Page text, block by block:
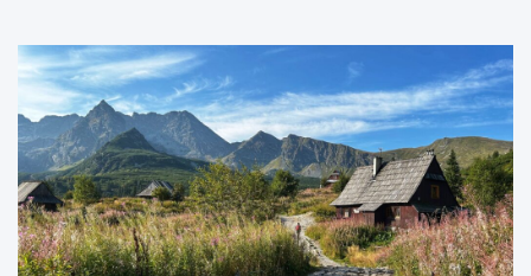
r
a
c
j